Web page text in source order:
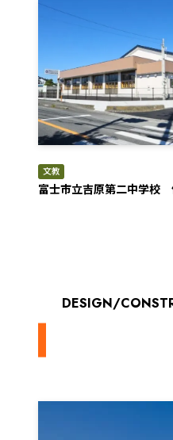
文教
富士市立吉原第二中学校
DESIGN/